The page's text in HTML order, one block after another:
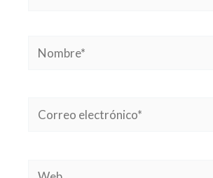
Nombre*
Correo
Web